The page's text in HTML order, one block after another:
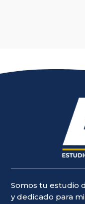
Somos tu estudio
y dedicado para